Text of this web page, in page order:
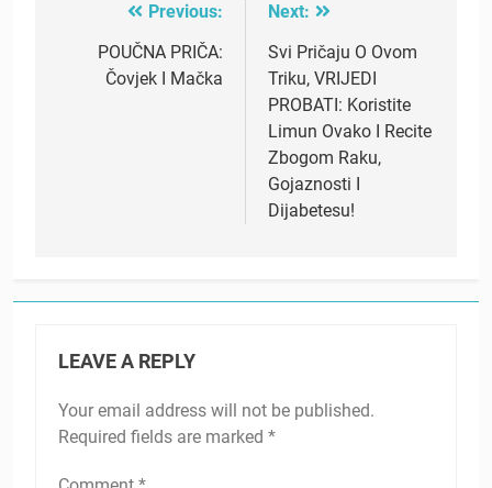
navigation
Previous:
POUČNA PRIČA:
Čovjek I Mačka
Next:
Svi Pričaju O Ovom
Triku, VRIJEDI
PROBATI: Koristite
Limun Ovako I Recite
Zbogom Raku,
Gojaznosti I
Dijabetesu!
LEAVE A REPLY
Your email address will not be published.
Required fields are marked *